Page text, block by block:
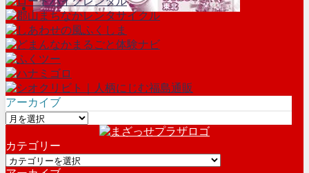
アーカイブ
ア
カ
イ
カテゴリー
カ